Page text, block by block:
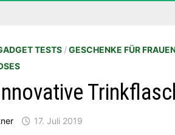
TESTS/GESCHENKE FÜR
17. Juli 2019